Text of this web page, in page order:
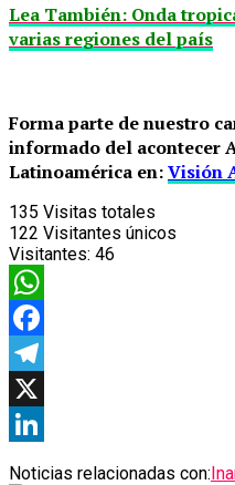
Lea También: Onda
varias regiones del país
Forma parte de nuestro
informado del acontecer
Latinoamérica en:Visión
135 Visitas totales
122 Visitantes únicos
Visitantes: 46
WhatsApp
Facebook
Telegram
X
Noticias relacionadas con: